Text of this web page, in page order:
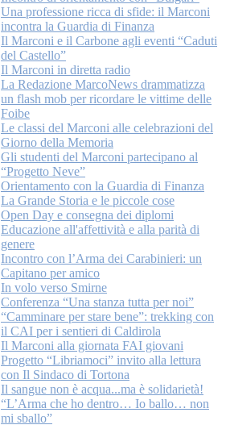
Una professione ricca di sfide: il Marconi
incontra la Guardia di Finanza
Il Marconi e il Carbone agli eventi “Caduti
del Castello”
Il Marconi in diretta radio
La Redazione MarcoNews drammatizza
un flash mob per ricordare le vittime delle
Foibe
Le classi del Marconi alle celebrazioni del
Giorno della Memoria
Gli studenti del Marconi partecipano al
“Progetto Neve”
Orientamento con la Guardia di Finanza
La Grande Storia e le piccole cose
Open Day e consegna dei diplomi
Educazione all'affettività e alla parità di
genere
Incontro con l’Arma dei Carabinieri: un
Capitano per amico
In volo verso Smirne
Conferenza “Una stanza tutta per noi”
“Camminare per stare bene”: trekking con
il CAI per i sentieri di Caldirola
Il Marconi alla giornata FAI giovani
Progetto “Libriamoci” invito alla lettura
con Il Sindaco di Tortona
Il sangue non è acqua...ma è solidarietà!
“L’Arma che ho dentro… Io ballo… non
mi sballo”